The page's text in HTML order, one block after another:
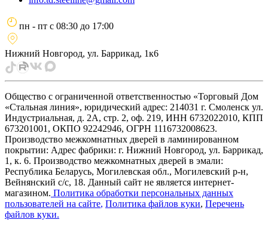
пн - пт с 08:30 до 17:00
Нижний Новгород, ул. Баррикад, 1к6
Общество с ограниченной ответственностью «Торговый Дом
«Стальная линия», юридический адрес: 214031 г. Смоленск ул.
Индустриальная, д. 2А, стр. 2, оф. 219, ИНН 6732022010, КПП
673201001, ОКПО 92242946, ОГРН 1116732008623.
Производство межкомнатных дверей в ламинированном
покрытии: Адрес фабрики: г. Нижний Новгород, ул. Баррикад,
1, к. 6. Производство межкомнатных дверей в эмали:
Республика Беларусь, Могилевская обл., Могилевский р-н,
Вейнянский с/с, 18. Данный сайт не является интернет-
магазином. Политика обработки персональных данных
пользователей на сайте, Политика файлов куки, Перечень
файлов куки.